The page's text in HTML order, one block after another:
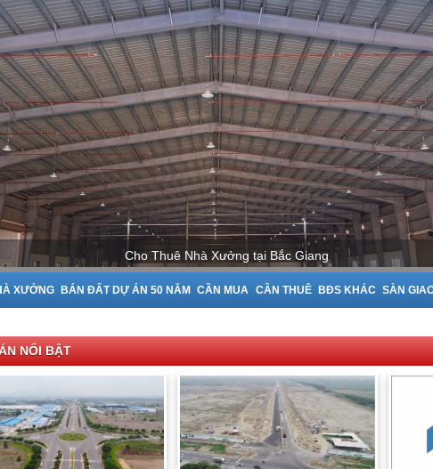
Cho Thuê Nhà Xưởng tại Bắc Giang
XƯỞNG BÁN ĐẤT DỰ ÁN 50 NĂM CẦN MUA CẦN THUÊ BĐS KHÁC SÀN
NỔI BẬT